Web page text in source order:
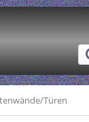
Türen